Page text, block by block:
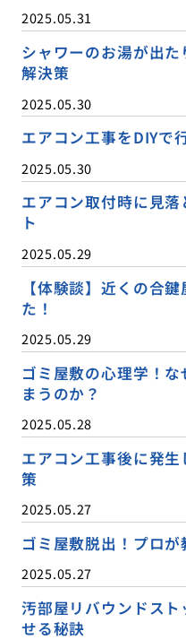
2025.05.31
シャワーのお湯が出
解決策
2025.05.30
エアコン工事をDIYで
2025.05.30
エアコン取付時に見
ト
2025.05.29
【体験談】近くの合
た！
2025.05.29
ゴミ屋敷の心理学！
まうのか？
2025.05.28
エアコン工事後に発
策
2025.05.27
ゴミ屋敷脱出！プロ
2025.05.27
汚部屋リバウンドス
せる秘訣